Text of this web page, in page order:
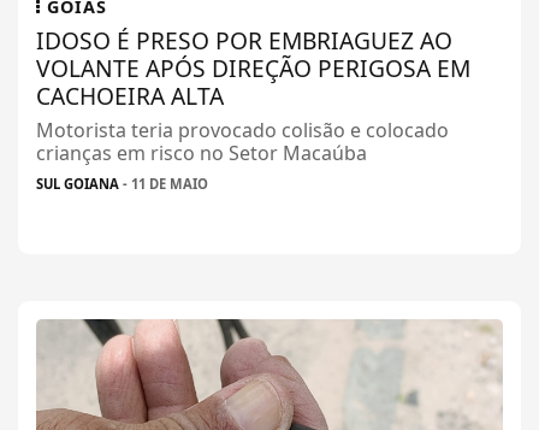
GOIÁS
IDOSO É PRESO POR EMBRIAGUEZ AO
VOLANTE APÓS DIREÇÃO PERIGOSA EM
CACHOEIRA ALTA
Motorista teria provocado colisão e colocado
crianças em risco no Setor Macaúba
SUL GOIANA - 11 DE MAIO